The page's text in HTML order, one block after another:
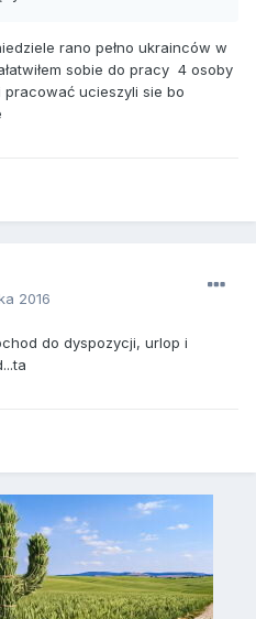
rano pełno ukrainców w
sobie do pracy 4 osoby
pracować ucieszyli sie bo
2016
do dyspozycji, urlop i